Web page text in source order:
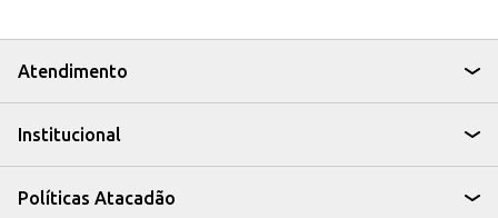
Pode ser utilizado em tábuas de frios e petiscos.
Excelente para gratinar e dar um toque especial aos seus pratos.
Com o Queijo Mussarela Fatiado Polenghi, você garante praticidade e um
Atendimento
Institucional
Políticas Atacadão